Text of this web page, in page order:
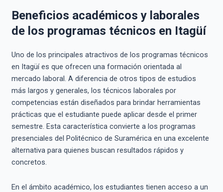
Beneficios académicos y laborales
de los programas técnicos en Itagüí
Uno de los principales atractivos de los programas técnicos
en Itagüí es que ofrecen una formación orientada al
mercado laboral. A diferencia de otros tipos de estudios
más largos y generales, los técnicos laborales por
competencias están diseñados para brindar herramientas
prácticas que el estudiante puede aplicar desde el primer
semestre. Esta característica convierte a los programas
presenciales del Politécnico de Suramérica en una excelente
alternativa para quienes buscan resultados rápidos y
concretos.
En el ámbito académico, los estudiantes tienen acceso a un